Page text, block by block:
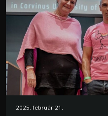
2025. február 21.